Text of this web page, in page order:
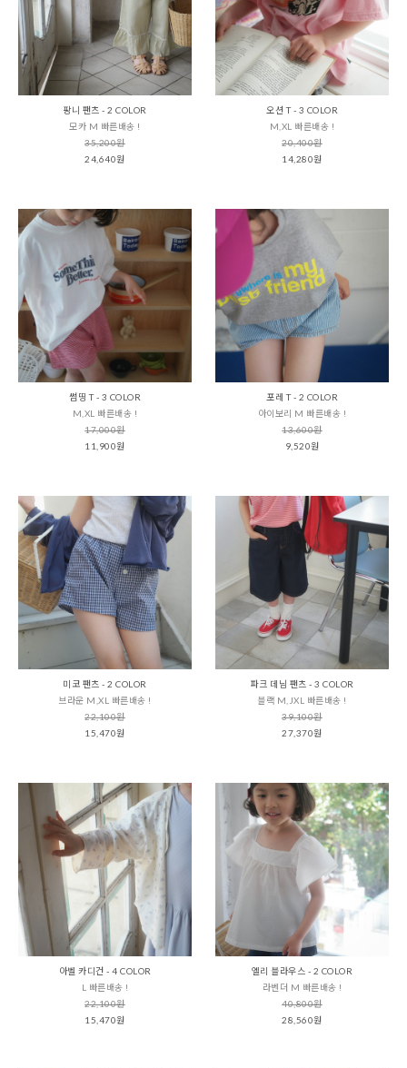
팡니 팬츠 - 2 COLOR
모카 M 빠른배송 !
35,200원
24,640원
오션 T - 3 COLOR
M,XL 빠른배송 !
20,400원
14,280원
썸띵 T - 3 COLOR
M,XL 빠른배송 !
17,000원
11,900원
포레 T - 2 COLOR
아이보리 M 빠른배송 !
13,600원
9,520원
미코 팬츠 - 2 COLOR
브라운 M,XL 빠른배송 !
22,100원
15,470원
파크 데님 팬츠 - 3 COLOR
블랙 M,JXL 빠른배송 !
39,100원
27,370원
아벨 카디건 - 4 COLOR
L 빠른배송 !
22,100원
15,470원
엘리 블라우스 - 2 COLOR
라벤더 M 빠른배송 !
40,800원
28,560원